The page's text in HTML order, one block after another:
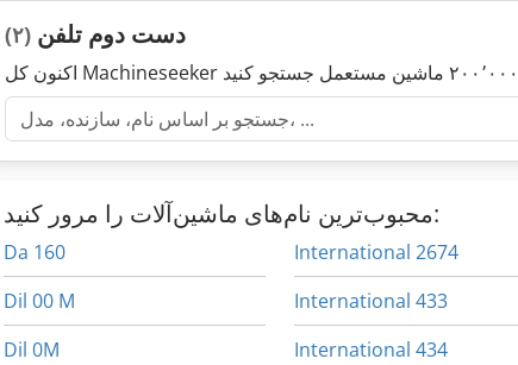
دست دوم تلفن (۲)
محبوب‌ترین نام‌های ماشین‌آلات را مرور کنید:
Da 160
Dil 00 M
Dil 0M
International 2674
International 433
International 434